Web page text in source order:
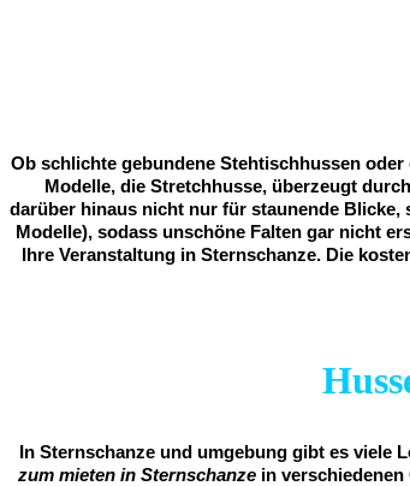
Ob schlichte gebundene Stehtischhussen
Modelle, die Stretchhusse, überzeugt
darüber hinaus nicht nur für staunende Blicke,
Modelle), sodass unschöne Falten gar nicht
Ihre Veranstaltung in Sternschanze. Die
In Sternschanze und umgebung gibt es viele
zum mieten in Sternschanzein verschiedenen